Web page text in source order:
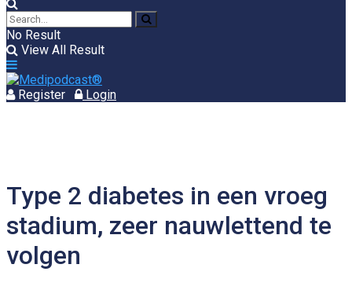
No Result
View All Result
Register Login
Type 2 diabetes in een vroeg
stadium, zeer nauwlettend te
volgen